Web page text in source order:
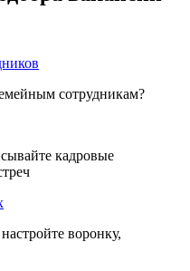
сотрудникам?
кадровые
воронку,